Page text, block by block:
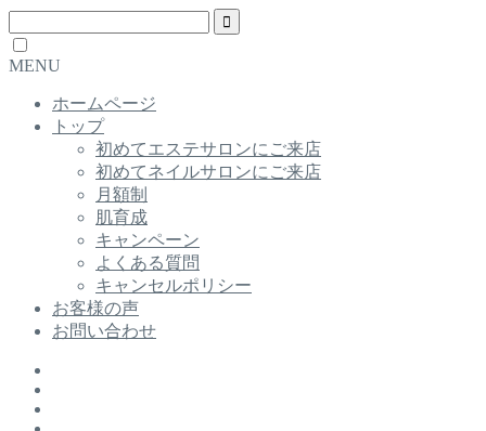
MENU
ホームページ
トップ
初めてエステサロンにご来店
初めてネイルサロンにご来店
月額制
肌育成
キャンペーン
よくある質問
キャンセルポリシー
お客様の声
お問い合わせ